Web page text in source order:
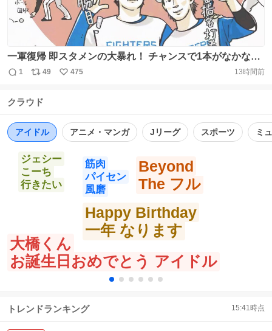
一軍復帰 即スタメンの大暴れ！ チャンスで1本がなかなか
出ない流れを打破したレイエス選手のタイムリー！リリー
イスヒット！声援は最高潮で鳥肌ものでした😊
返
数
1
リ
ス
数
49
い
475 13時間前
クラウド
アイドル アニメ・マンガ Jリーグ スポーツ ミ
大橋くん
お誕生日おめでとう アイドル
Beyond
The フル
Happy Birthday
一年 なります
ジェシー
こーち
行きたい
筋肉
パイセン
風磨
トレンドランキング 15:41時点